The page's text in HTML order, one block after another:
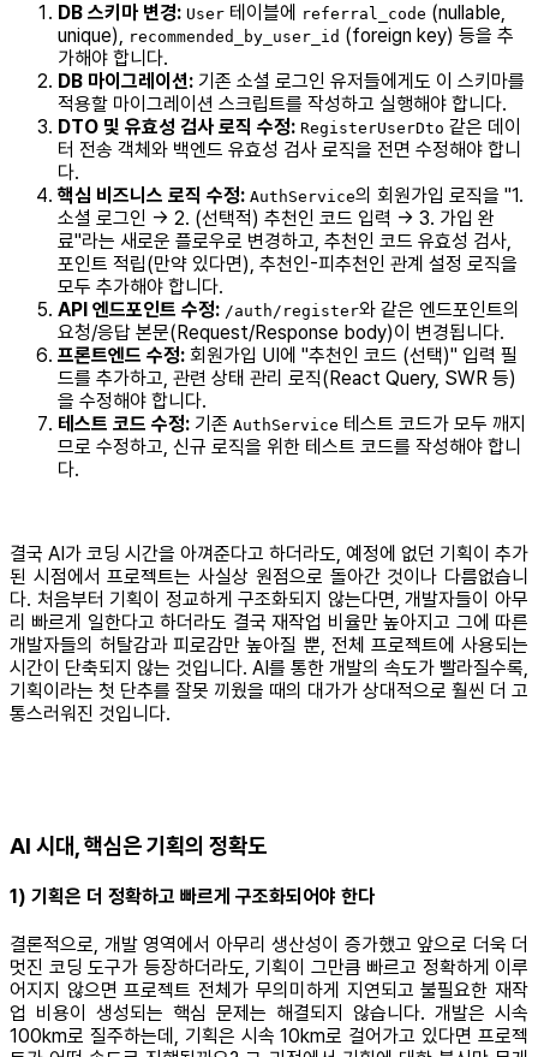
DB 스키마 변경: User 테이블에 referral_code (nullable,
unique), recommended_by_user_id (foreign key) 등을 추
가해야 합니다.
DB 마이그레이션: 기존 소셜 로그인 유저들에게도 이 스키마를
적용할 마이그레이션 스크립트를 작성하고 실행해야 합니다.
DTO 및 유효성 검사 로직 수정: RegisterUserDto 같은 데이
터 전송 객체와 백엔드 유효성 검사 로직을 전면 수정해야 합니
다.
핵심 비즈니스 로직 수정: AuthService의 회원가입 로직을 "1.
소셜 로그인 -> 2. (선택적) 추천인 코드 입력 -> 3. 가입 완
료"라는 새로운 플로우로 변경하고, 추천인 코드 유효성 검사,
포인트 적립(만약 있다면), 추천인-피추천인 관계 설정 로직을
모두 추가해야 합니다.
API 엔드포인트 수정: /auth/register와 같은 엔드포인트의
요청/응답 본문(Request/Response body)이 변경됩니다.
프론트엔드 수정: 회원가입 UI에 "추천인 코드 (선택)" 입력 필
드를 추가하고, 관련 상태 관리 로직(React Query, SWR 등)
을 수정해야 합니다.
테스트 코드 수정: 기존 AuthService 테스트 코드가 모두 깨지
므로 수정하고, 신규 로직을 위한 테스트 코드를 작성해야 합니
다.
결국 AI가 코딩 시간을 아껴준다고 하더라도, 예정에 없던 기획이 추가
된 시점에서 프로젝트는 사실상 원점으로 돌아간 것이나 다름없습니
다. 처음부터 기획이 정교하게 구조화되지 않는다면, 개발자들이 아무
리 빠르게 일한다고 하더라도 결국 재작업 비율만 높아지고 그에 따른
개발자들의 허탈감과 피로감만 높아질 뿐, 전체 프로젝트에 사용되는
시간이 단축되지 않는 것입니다. AI를 통한 개발의 속도가 빨라질수록,
기획이라는 첫 단추를 잘못 끼웠을 때의 대가가 상대적으로 훨씬 더 고
통스러워진 것입니다.
AI 시대, 핵심은 기획의 정확도
1) 기획은 더 정확하고 빠르게 구조화되어야 한다
결론적으로, 개발 영역에서 아무리 생산성이 증가했고 앞으로 더욱 더
멋진 코딩 도구가 등장하더라도, 기획이 그만큼 빠르고 정확하게 이루
어지지 않으면 프로젝트 전체가 무의미하게 지연되고 불필요한 재작
업 비용이 생성되는 핵심 문제는 해결되지 않습니다. 개발은 시속
100km로 질주하는데, 기획은 시속 10km로 걸어가고 있다면 프로젝